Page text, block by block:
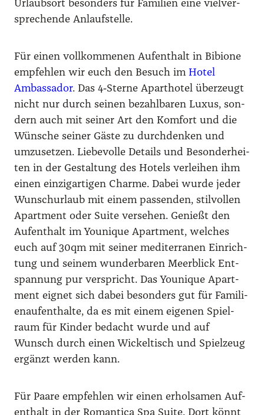
Urlaubs­ort beson­ders für Fami­li­en eine viel­ver­
spre­chen­de Anlauf­stel­le.
Für einen voll­kom­me­nen Auf­ent­halt in Bibio­ne
emp­feh­len wir euch den Besuch im Hotel
Ambassa­dor. Das 4‑Sterne Apart­ho­tel über­zeugt
nicht nur durch sei­nen bezahl­ba­ren Luxus, son­
dern auch mit sei­ner Art den Kom­fort und die
Wün­sche sei­ner Gäs­te zu durch­den­ken und
umzu­set­zen. Lie­be­vol­le Details und Beson­der­hei­
ten in der Gestal­tung des Hotels ver­lei­hen ihm
einen ein­zig­ar­ti­gen Charme. Dabei wur­de jeder
Wunsch­ur­laub mit einem pas­sen­den, stil­vol­len
Apart­ment oder Suite ver­se­hen. Genießt den
Auf­ent­halt im Youni­que Apart­ment, wel­ches
euch auf 30qm mit sei­ner medi­ter­ra­nen Ein­rich­
tung und sei­nem wun­der­ba­ren Meer­blick Ent­
span­nung pur ver­spricht. Das Youni­que Apart­
ment eig­net sich dabei beson­ders gut für Fami­li­
en­auf­ent­hal­te, da es mit einem eige­nen Spiel­
raum für Kin­der bedacht wur­de und auf
Wunsch durch einen Wickel­tisch und Spiel­zeug
ergänzt wer­den kann.
Für Paa­re emp­feh­len wir einen erhol­sa­men Auf­
ent­halt in der Roman­ti­ca Spa Suite. Dort könnt